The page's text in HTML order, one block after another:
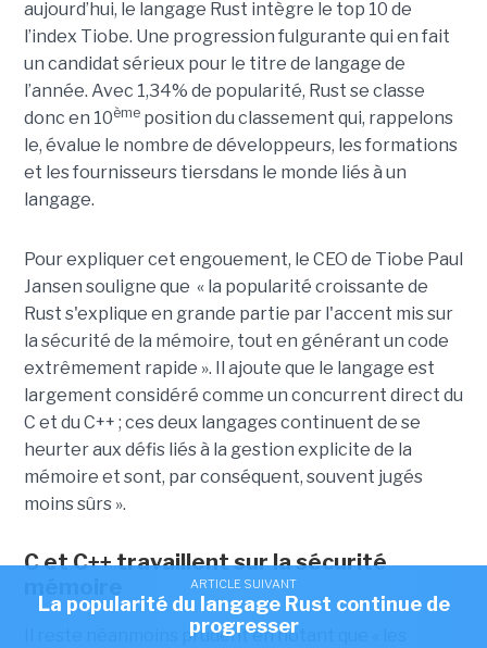
ARTICLE SUIVANT
La popularité du langage Rust continue de
progresser
aujourd’hui, le langage Rust intègre le top 10 de
l’index Tiobe. Une progression fulgurante qui en fait
un candidat sérieux pour le titre de langage de
l’année. Avec 1,34% de popularité, Rust se classe
donc en 10èmeposition du classement qui, rappelons
le, évalue le nombre de développeurs, les formations
et les fournisseurs tiersdans le monde liés à un
langage.
Pour expliquer cet engouement, le CEO de Tiobe Paul
Jansen souligne que « la popularité croissante de
Rust s'explique en grande partie par l'accent mis sur
la sécurité de la mémoire, tout en générant un code
extrêmement rapide ». Il ajoute que le langage est
largement considéré comme un concurrent direct du
C et du C++ ; ces deux langages continuent de se
heurter aux défis liés à la gestion explicite de la
mémoire et sont, par conséquent, souvent jugés
moins sûrs ».
C et C++ travaillent sur la sécurité
Il reste néanmoins prudent en notant que « les